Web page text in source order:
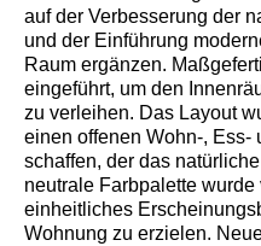
auf der Verbesserung der
und der Einführung
Raum ergänzen.
eingeführt, um den
zu verleihen. Das Layout
einen offenen Wohn-, Ess-
schaffen, der das
neutrale Farbpalette wurde
einheitliches
Wohnung zu erzielen.